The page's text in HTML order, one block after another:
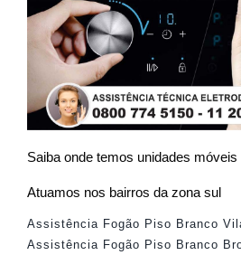
Saiba onde temos unidades
Atuamos nos bairros da zona sul
Assistência Fogão Piso Branco
Assistência Fogão Piso Branco